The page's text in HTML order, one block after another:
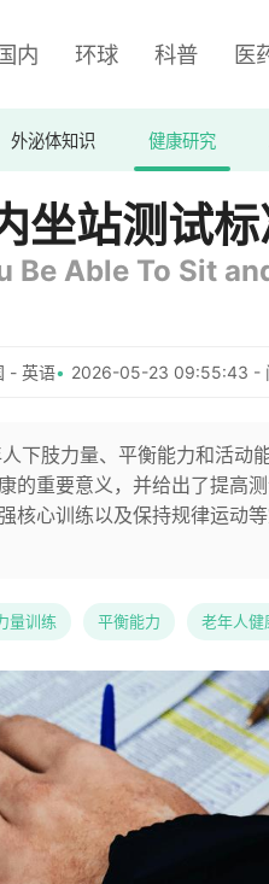
内 环球 科普 医
外泌体知识 健康研究
坐站测试
Be Able To Sit
- 英语 2026-05-23 09:55:43 -
下肢力量、平衡能力和活动
的重要意义，并给出了提高
核心训练以及保持规律运动
量训练 平衡能力 老年人健